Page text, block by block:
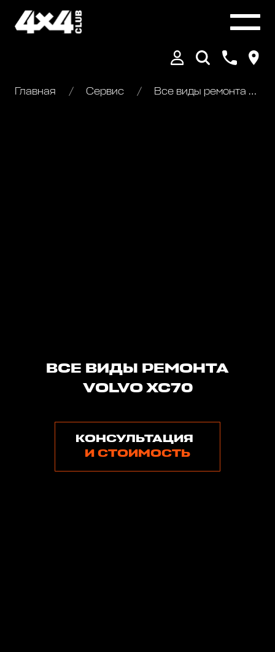
Главная Сервис Все виды ремонта Volvo XC70
ВСЕ ВИДЫ РЕМОНТА
VOLVO XC70
КОНСУЛЬТАЦИЯ
И СТОИМОСТЬ